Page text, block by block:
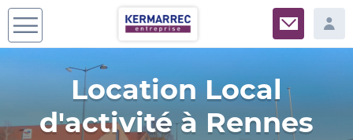
Location Local
d'activité à Rennes